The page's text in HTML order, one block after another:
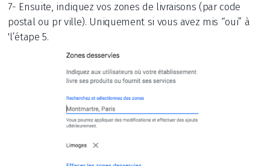
7- Ensuite, indiquez vos zones de livraisons (par code
postal ou pr ville). Uniquement si vous avez mis “oui” à
'l’étape 5.